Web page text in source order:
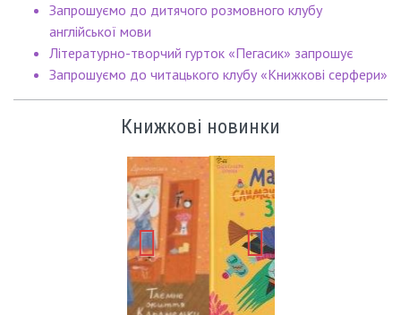
Запрошуємо до дитячого розмовного клубу
англійської мови
Літературно-творчий гурток «Пегасик» запрошує
Запрошуємо до читацького клубу «Книжкові серфери»
Книжкові новинки